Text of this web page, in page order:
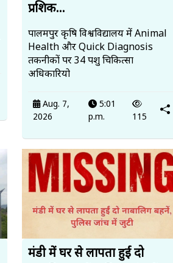
प्रशिक...
पालमपुर कृषि विश्वविद्यालय में Animal
Health और Quick Diagnosis
तकनीकों पर 34 पशु चिकित्सा
अधिकारियो
Aug. 7,
2026
5:01
p.m.
115
मंडी में घर से लापता हुईं दो